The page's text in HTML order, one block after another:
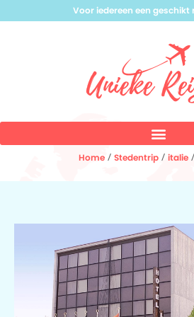
Voor iedereen een geschikt
Home/ Stedentrip/ italie/